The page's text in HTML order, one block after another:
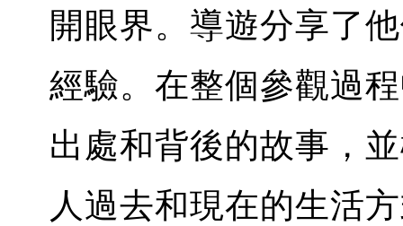
開眼界。導遊分享了
經驗。在整個參觀過
出處和背後的故事，
人過去和現在的生活